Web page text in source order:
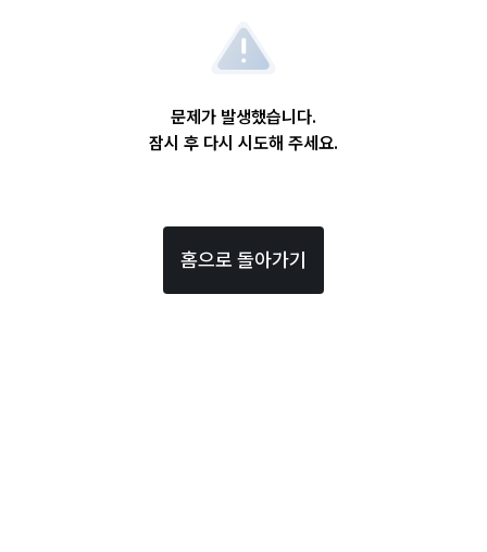
문제가 발생했습니다.
잠시 후 다시 시도해 주세요.
홈으로 돌아가기